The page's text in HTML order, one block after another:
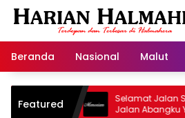
Langsung
Beranda
Nasional Malut
Featured
Selamat Jalan Sang
Jalan Abangku Yuslam